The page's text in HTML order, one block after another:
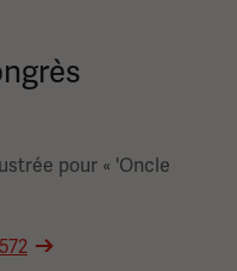
pour « 'Oncle